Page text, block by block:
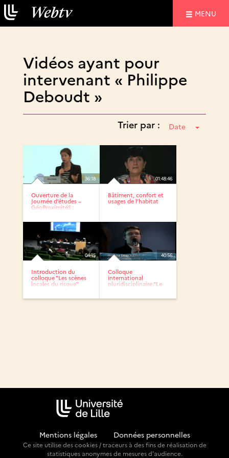
MENU
Vidéos ayant pour
intervenant « Philippe
Deboudt »
Trier par : Date
36:18
Ouverture de la
Journée d’études –
GéoProximitéS :
01:48:46
Bâtiment, confort et
usages de l’habitat
04:15
Introduction du
colloque "Les scènes
locales du risque"
40:56
Colloque
international
pluridisciplinaire "Le
Mentions légales Données personnelles
Ce site utilise des cookies / traceurs à des fins de réalisation de
statistiques anonymes de mesures d'audience.